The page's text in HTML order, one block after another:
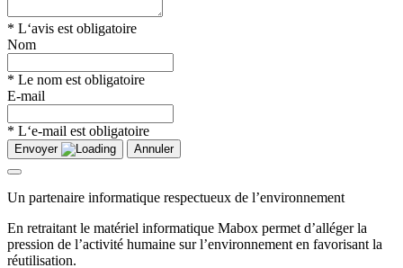
* L‘avis est obligatoire
Nom
* Le nom est obligatoire
E-mail
* L‘e-mail est obligatoire
Envoyer Annuler
Un partenaire informatique respectueux de l’environnement
En retraitant le matériel informatique Mabox permet d’alléger la
pression de l’activité humaine sur l’environnement en favorisant la
réutilisation.